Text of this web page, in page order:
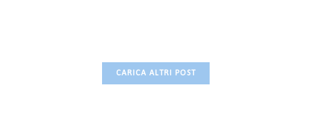
CARICA ALTRI POST